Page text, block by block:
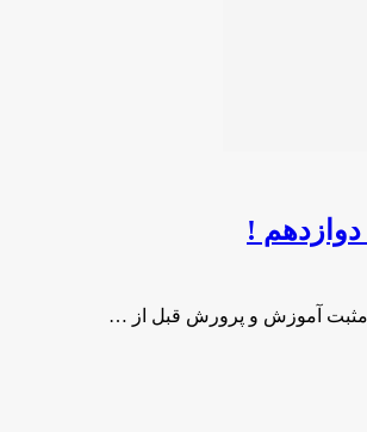
!
مثبت آموزش و پرورش قبل از …